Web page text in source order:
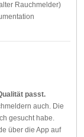
Rauchmelder)
passt.
auch. Die
gesucht habe.
über die App auf